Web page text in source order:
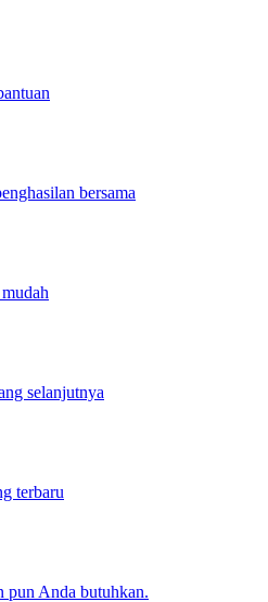
bersama
selanjutnya
terbaru
pun Anda butuhkan.